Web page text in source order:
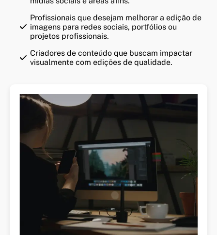
Profissionais que desejam melhorar a edição de
imagens para redes sociais, portfólios ou
projetos profissionais.
Criadores de conteúdo que buscam impactar
visualmente com edições de qualidade.